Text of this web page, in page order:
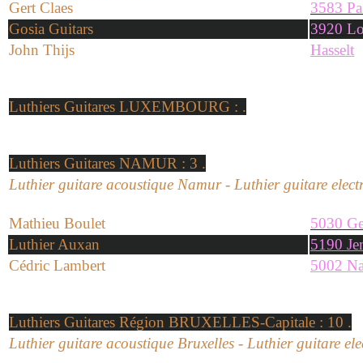
Gert Claes
3583
Gosia Guitars
3920
John Thijs
Hasselt
Luthiers Guitares LUXEMBOURG : .
Luthiers Guitares NAMUR : 3 .
Luthierguitare acoustique Namur- Luthier guitare
Mathieu Boulet
5030
Luthier Auxan
5190
Cédric Lambert
5002
Luthiers Guitares Région BRUXELLES-Capitale : 10 .
Luthierguitare acoustique Bruxelles - Luthier guitare